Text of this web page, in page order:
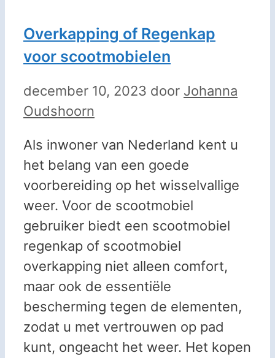
Overkapping of Regenkap
voor scootmobielen
december 10, 2023 door Johanna
Oudshoorn
Als inwoner van Nederland kent u
het belang van een goede
voorbereiding op het wisselvallige
weer. Voor de scootmobiel
gebruiker biedt een scootmobiel
regenkap of scootmobiel
overkapping niet alleen comfort,
maar ook de essentiële
bescherming tegen de elementen,
zodat u met vertrouwen op pad
kunt, ongeacht het weer. Het kopen